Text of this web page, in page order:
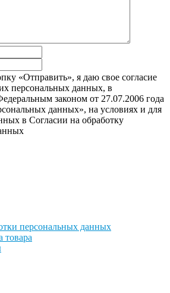
«Отправить», я даю свое согласие
персональных данных, в
законом от 27.07.2006 года
данных», на условиях и для
в Согласии на обработку
персональных данных
товара